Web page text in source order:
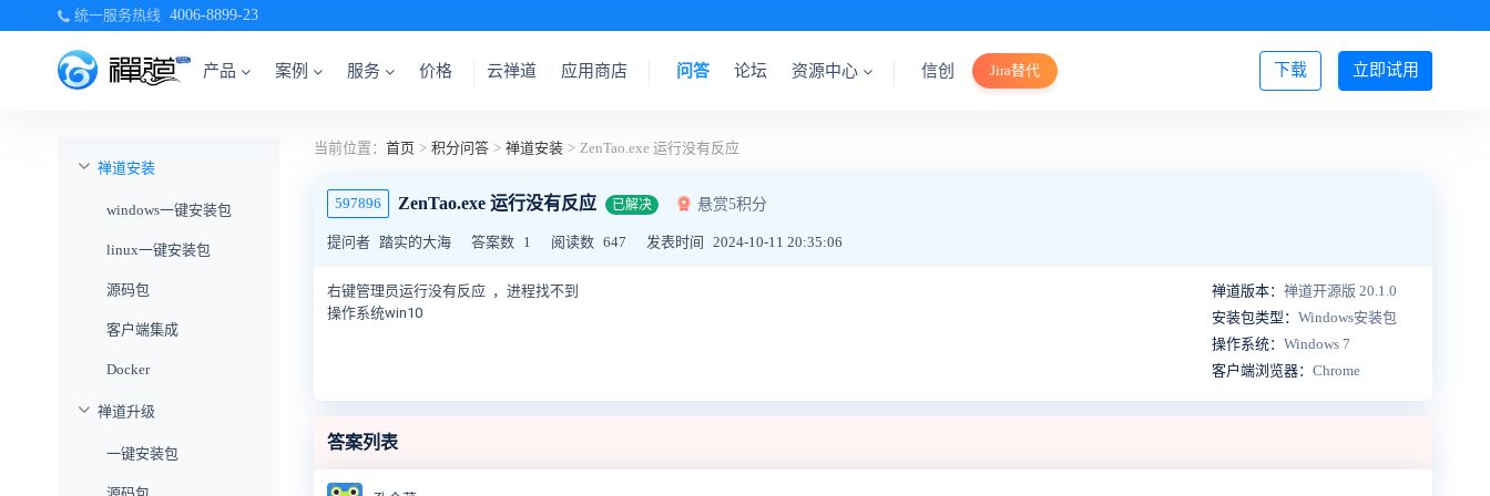
统一服务热线 4006-8899-23
产品 案例 服务 价格 立即试用
下载
云禅道 应用商店 问答 论坛 资源中心 信创 Jira替代 登录/注册
禅道安装
windows一键安装包
linux一键安装包
源码包
客户端集成
Docker
禅道升级
一键安装包
当前位置： 首页 > 积分问答 > 禅道安装 > ZenTao.exe 运行没有反应
597896 ZenTao.exe 运行没有反应 已解决 悬赏5积分
提问者 踏实的大海 答案数 1 阅读数 647 发表时间 2024-10-11 20:35:06
右键管理员运行没有反应 ，进程找不到
操作系统win10
禅道版本： 禅道开源版 20.1.0
安装包类型： Windows安装包
操作系统： Windows 7
客户端浏览器： Chrome
答案列表